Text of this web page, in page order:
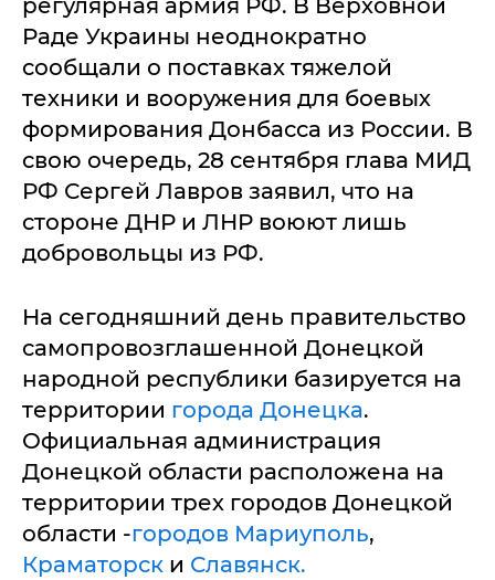
регулярная армия РФ. В Верховной
Раде Украины неоднократно
сообщали о поставках тяжелой
техники и вооружения для боевых
формирования Донбасса из России. В
свою очередь, 28 сентября глава МИД
РФ Сергей Лавров заявил, что на
стороне ДНР и ЛНР воюют лишь
добровольцы из РФ.
На сегодняшний день правительство
самопровозглашенной Донецкой
народной республики базируется на
территории города Донецка.
Официальная администрация
Донецкой области расположена на
территории трех городов Донецкой
области -городов Мариуполь,
Краматорск и Славянск.